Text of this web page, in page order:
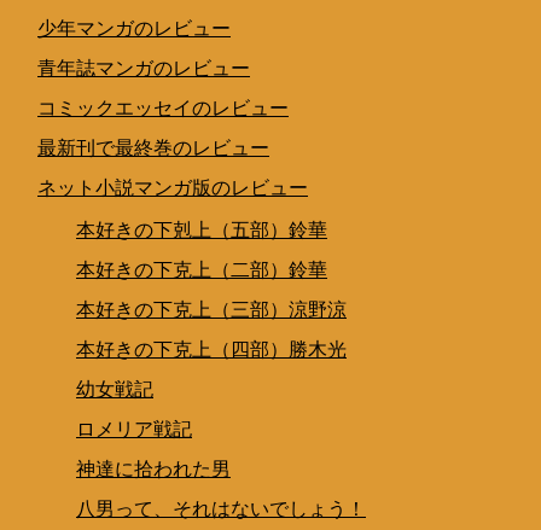
少年マンガのレビュー
青年誌マンガのレビュー
コミックエッセイのレビュー
最新刊で最終巻のレビュー
ネット小説マンガ版のレビュー
本好きの下剋上（五部）鈴華
本好きの下克上（二部）鈴華
本好きの下克上（三部）涼野涼
本好きの下克上（四部）勝木光
幼女戦記
ロメリア戦記
神達に拾われた男
八男って、それはないでしょう！